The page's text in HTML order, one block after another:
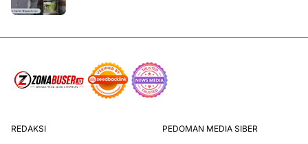
REDAKSI PEDOMAN MEDIA SIBER